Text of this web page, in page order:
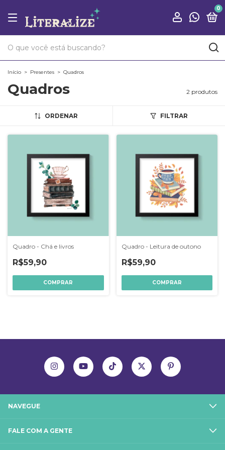
0
Início > Presentes > Quadros
Quadros 2 produtos
ORDENAR FILTRAR
Quadro - Chá e livros
R$59,90
Quadro - Leitura de outono
R$59,90
NAVEGUE
FALE COM A GENTE